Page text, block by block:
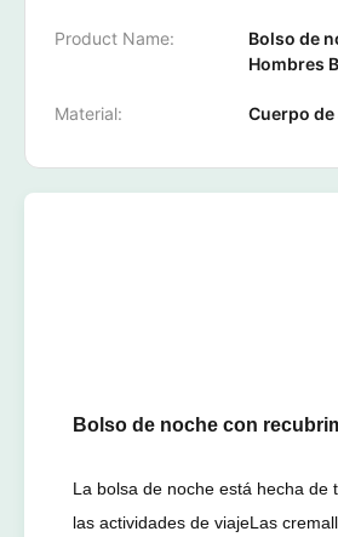
Product Name:
Bolso de
Hombres
Material: Cuerpo
Bolso de noche con
La bolsa de noche está hecha
las actividades de viajeLas